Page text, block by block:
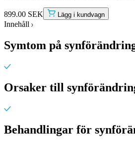
899.00 SEK Lägg i kundvagn
Innehåll
Symtom på
Orsaker till
Behandlingar för